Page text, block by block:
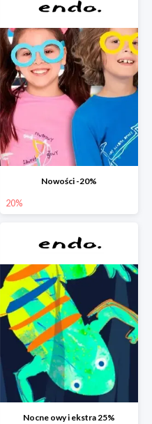
Nowości -20%
20%
Nocne owy i ekstra 25%